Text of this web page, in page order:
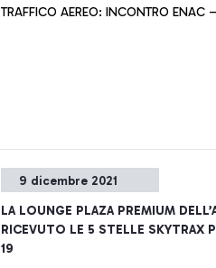
TRAFFICO AEREO: INCONTRO ENAC
9 dicembre 2021
LA LOUNGE PLAZA PREMIUM
RICEVUTO LE 5 STELLE SKYTRAX
19